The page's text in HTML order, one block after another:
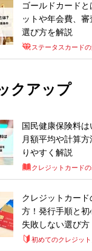
ゴールドカードと
ットや年会費、審
選び方を解説
ステータスカード
クアップ
国民健康保険料は
月額平均や計算
りやすく解説
クレジットカード
クレジットカード
方！発行手順と初
失敗しない選び方
初めてのクレジッ